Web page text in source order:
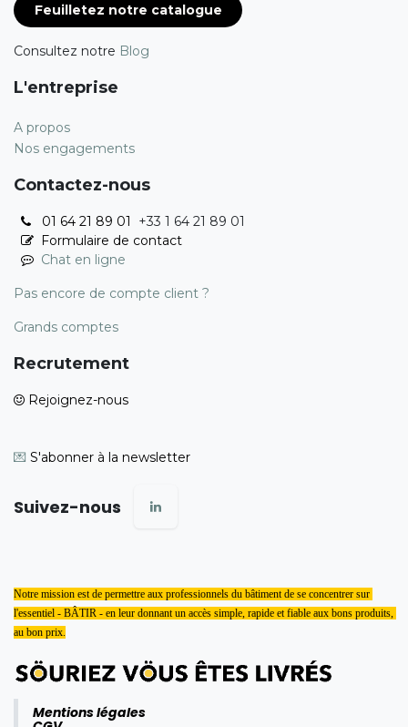
Feuilletez notre catalogue
Consultez notre Blog
L'entreprise
A propos
Nos engagements
Contactez-nous
01 64 21 89 01 +33 1 64 21 89 01
Formulaire de contact
Chat en ligne
Pas encore de compte client ?
Grands comptes
Recrutement
Rejoignez-nous
💌 S'abonner à la newsletter
Suivez-nous
Notre mission est de permettre aux professionnels du bâtiment de se concentrer sur
l'essentiel - BÂTIR - en leur donnant un accès simple, rapide et fiable aux bons produits,
au bon prix.
Mentions légales